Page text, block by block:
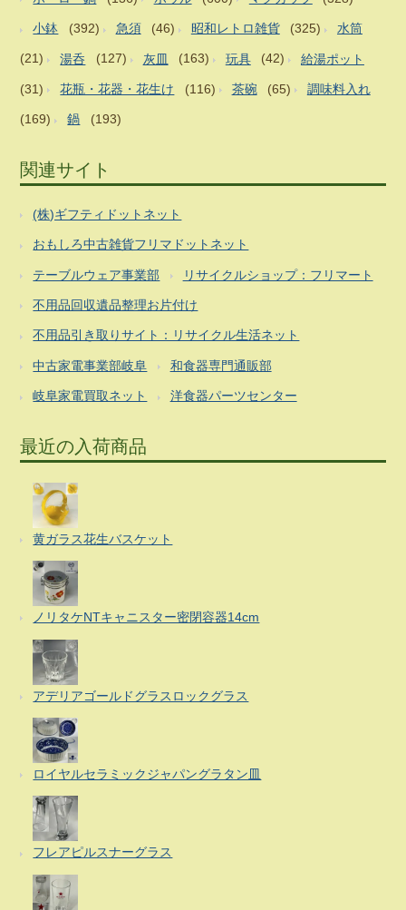
小鉢 (392) 急須 (46) 昭和レトロ雑貨 (325) 水筒
(21) 湯呑 (127) 灰皿 (163) 玩具 (42) 給湯ポット
(31) 花瓶・花器・花生け (116) 茶碗 (65) 調味料入れ
(169) 鍋 (193)
関連サイト
(株)ギフティドットネット
おもしろ中古雑貨フリマドットネット
テーブルウェア事業部 リサイクルショップ：フリマート
不用品回収遺品整理お片付け
不用品引き取りサイト：リサイクル生活ネット
中古家電事業部岐阜 和食器専門通販部
岐阜家電買取ネット 洋食器パーツセンター
最近の入荷商品
黄ガラス花生バスケット
ノリタケNTキャニスター密閉容器14cm
アデリアゴールドグラスロックグラス
ロイヤルセラミックジャパングラタン皿
フレアピルスナーグラス